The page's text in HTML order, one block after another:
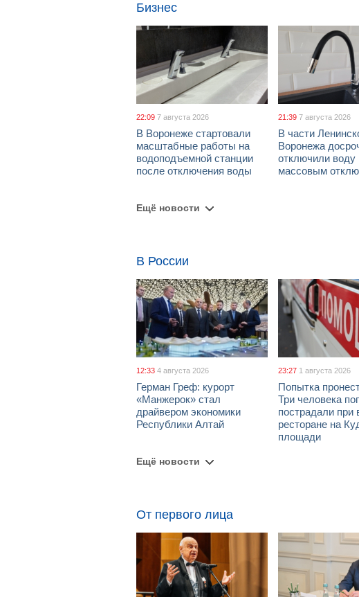
Бизнес
22:09 7 августа 2026
В Воронеже стартовали
масштабные работы на
водоподъемной станции
после отключения воды
21:39 7 августа 2026
В части
Воронежа
отключили воду
массовым
Ещё новости
В России
12:33 4 августа 2026
Герман Греф: курорт
«Манжерок» стал
драйвером экономики
Республики Алтай
23:27 1 августа 2026
Попытка
Три человека
пострадали при
ресторане на
площади
Ещё новости
От первого лица